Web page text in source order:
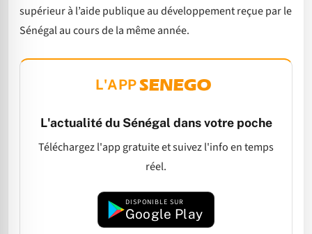
supérieur à l’aide publique au développement reçue par le
Sénégal au cours de la même année.
L'APP
L'actualité du Sénégal dans votre poche
Téléchargez l'app gratuite et suivez l'info en temps
réel.
DISPONIBLE SUR
Google Play